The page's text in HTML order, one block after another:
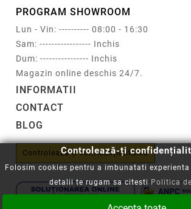
PROGRAM SHOWROOM
Lun - Vin: ---------- 08:00 - 16:30
Sam: ----------------- Inchis
Dum: ---------------- Inchis
Magazin online deschis 24/7.
INFORMATII
CONTACT
BLOG
Controlează-ți confidențialitatea
Controlează-ți
Folosim cookies pentru a imbunatati
detalii te rugam sa citestiPolitica